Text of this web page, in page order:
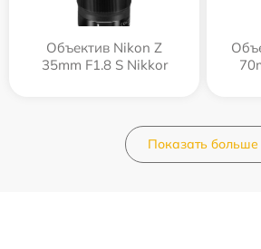
Объектив Nikon Z
35mm F1.8 S Nikkor
Показать больше